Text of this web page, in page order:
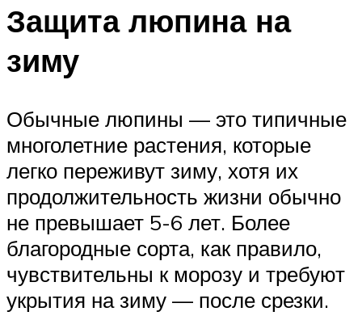
Защита люпина на
зиму
Обычные люпины — это типичные
многолетние растения, которые
легко переживут зиму, хотя их
продолжительность жизни обычно
не превышает 5-6 лет. Более
благородные сорта, как правило,
чувствительны к морозу и требуют
укрытия на зиму — после срезки.